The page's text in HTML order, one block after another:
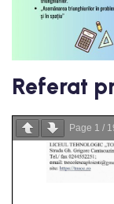
Referat
Page 1 /